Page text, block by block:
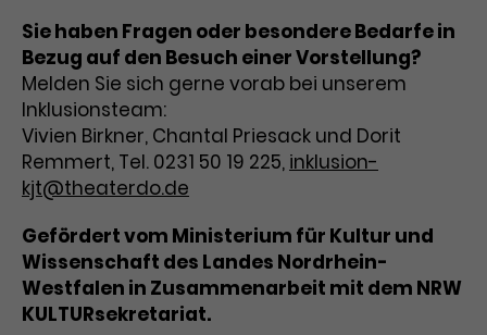
Laufzeit 1 Minute
Zweck
Das ist ein von Google Analytics
gesetztes Cookie. Bestimmte
Daten werden nur maximal einmal
pro Minute an Google Analytics
gesendet. Solange es gesetzt ist,
werden bestimmte
Datenübertragungen
unterbunden.
Zweck
Dieses Cookie wird verwendet, um
Nutzerinteraktionen mit
Werbeanzeigen zu messen und
Remarketing-Funktionen
bereitzustellen.
Name IDE
Anbieter Google / DoubleClick
Laufzeit 1 Jahr
Sie haben Fragen oder besondere Bedarfe in
Bezug auf den Besuch einer Vorstellung?
Melden Sie sich gerne vorab bei unserem
Inklusionsteam:
Vivien Birkner, Chantal Priesack und Dorit
Remmert, Tel. 0231 50 19 225, inklusion-
kjt@theaterdo.de
Gefördert vom Ministerium für Kultur und
Wissenschaft des Landes Nordrhein-
Westfalen in Zusammenarbeit mit dem NRW
KULTURsekretariat.